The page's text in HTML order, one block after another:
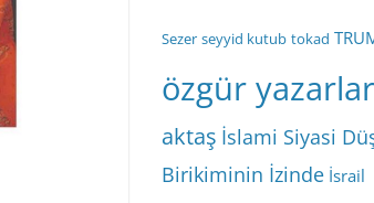
Sezer seyyid kutub tokad
özgür
aktaş İslami Siyasi
Birikiminin İzinde İsrail